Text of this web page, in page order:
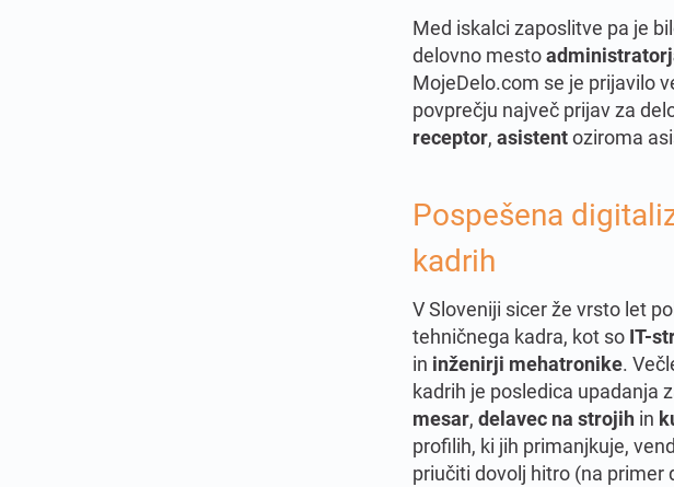
Med iskalci zaposlitve pa je
delovno mesto
MojeDelo.com se je prijavilo
povprečju največ prijav za
receptor, asistentoziroma
Pospešena
kadrih
V Sloveniji sicer že vrsto let
tehničnega kadra, kot so IT-
in inženirji mehatronike.
kadrih je posledica upadanja
mesar, delavec na strojih in
profilih, ki jih primanjkuje,
priučiti dovolj hitro (na